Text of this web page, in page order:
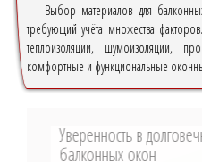
Выбор материалов для
требующий учёта множества
теплоизоляции, шумоизоляции,
комфортные и функциональные
Уверенность в
балконных окон